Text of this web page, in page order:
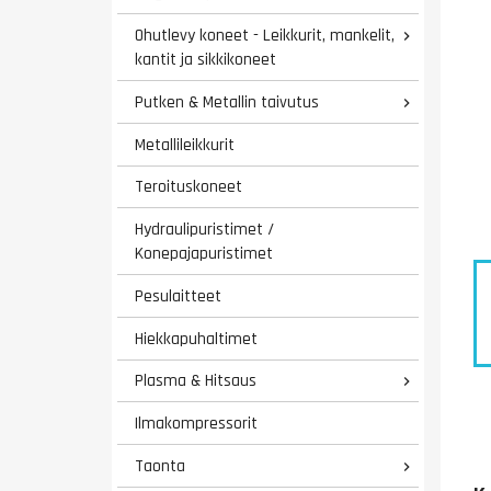
Ohutlevy koneet - Leikkurit, mankelit,
kantit ja sikkikoneet

Putken & Metallin taivutus 
Metallileikkurit
Teroituskoneet
Hydraulipuristimet /
Konepajapuristimet
Pesulaitteet
Hiekkapuhaltimet
Plasma & Hitsaus

Ilmakompressorit
Taonta
